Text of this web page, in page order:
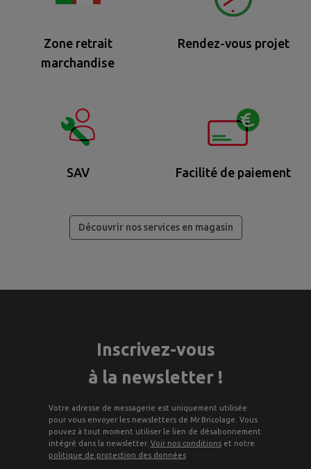
Zone retrait
marchandise
Rendez-vous projet
SAV Facilité de paiement
Découvrir nos services en magasin
Inscrivez-vous
à la newsletter !
Votre adresse de messagerie est uniquement utilisée
pour vous envoyer les newsletters de Mr.Bricolage. Vous
pouvez à tout moment utiliser le lien de désabonnement
intégré dans la newsletter. Voir nos conditionset notre
politique de protection des données